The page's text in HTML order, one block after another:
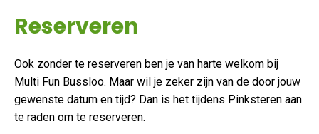
Reserveren
Ook zonder te reserveren ben je van harte welkom bij
Multi Fun Bussloo. Maar wil je zeker zijn van de door jouw
gewenste datum en tijd? Dan is het tijdens Pinksteren aan
te raden om te reserveren.